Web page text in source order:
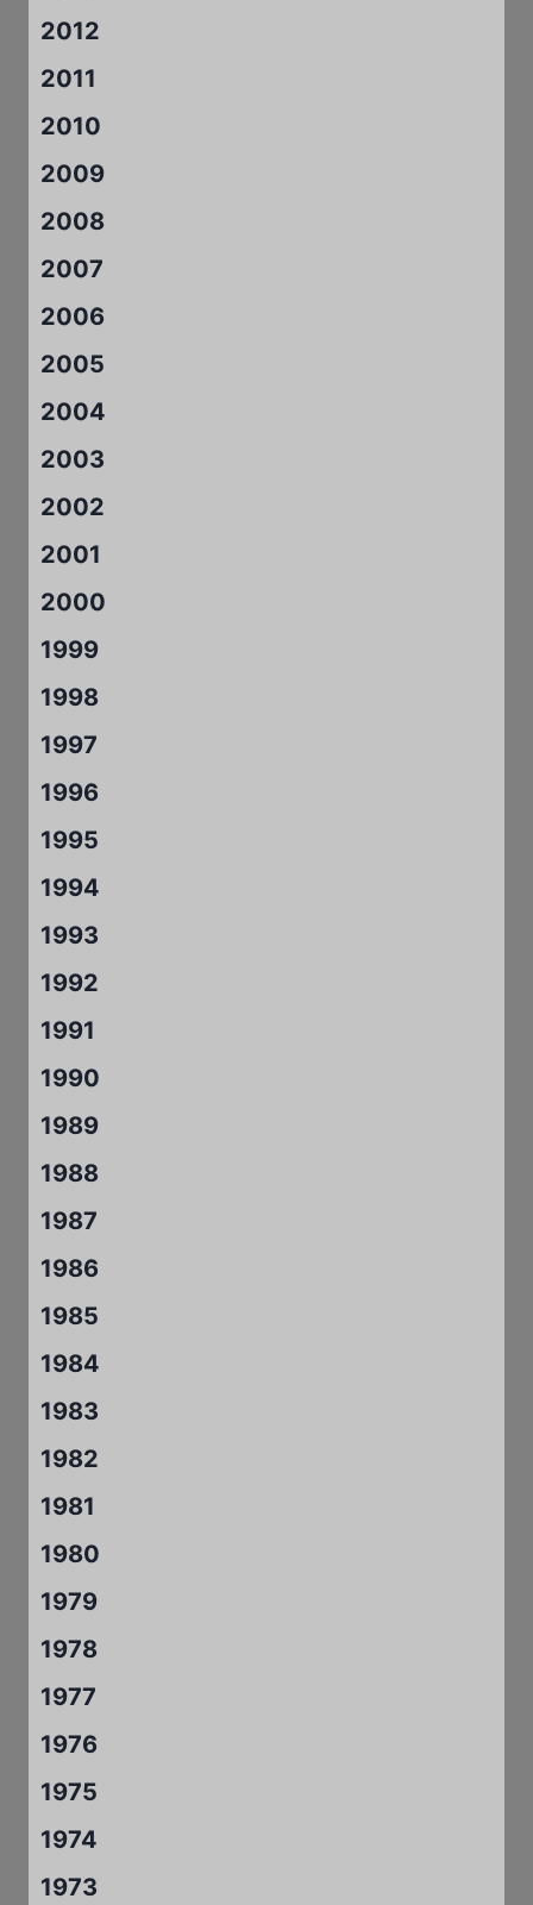
2012
2011
2010
2009
2008
2007
2006
2005
2004
2003
2002
2001
2000
1999
1998
1997
1996
1995
1994
1993
1992
1991
1990
1989
1988
1987
1986
1985
1984
1983
1982
1981
1980
1979
1978
1977
1976
1975
1974
1973